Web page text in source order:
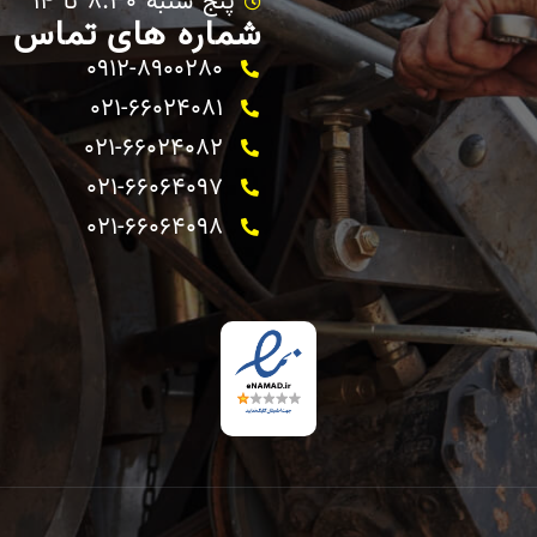
شماره های تماس
0912-8900280
021-66024081
021-66024082 ​
021-66064097
021-66064098